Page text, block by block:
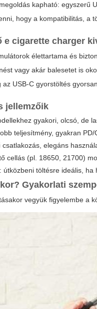
kapható: egyszerű
hogy a kompatibilitás, a
e cigarette charger
élettartama és
vagy akár balesetet is
USB-C gyorstöltés
jellemzőik
gyakori, olcsó, de
teljesítmény, gyakran PD/
csatlakozás, elegáns
cellás (pl. 18650, 21700)
: útközbeni töltésre ideális, ha
Gyakorlati
vegyük figyelembe a